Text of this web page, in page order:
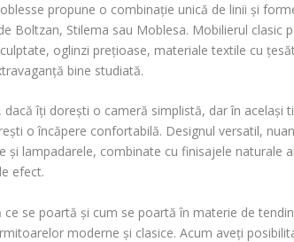
propune o combinație unică de linii și
Boltzan, Stilema sau Moblesa. Mobilierul clasic
oglinzi prețioase, materiale textile cu
bine studiată.
îți dorești o cameră simplistă, dar în același
o încăpere confortabilă. Designul versatil,
și lampadarele, combinate cu finisajele naturale
efect.
ce se poartă și cum se poartă în materie de
moderne și clasice. Acum aveți